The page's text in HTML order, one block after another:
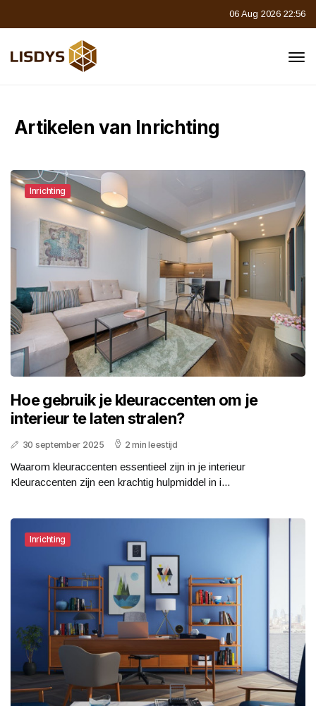
06 Aug 2026 22:56
Artikelen van Inrichting
Inrichting
Hoe gebruik je kleuraccenten om je
interieur te laten stralen?
30 september 2025 2 min leestijd
Waarom kleuraccenten essentieel zijn in je interieur
Kleuraccenten zijn een krachtig hulpmiddel in i...
Inrichting